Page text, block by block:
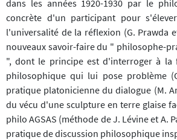
dans les années 1920-1930 par le
concrète d'un participant pour
l'universalité de la réflexion (G. Prawda
nouveaux savoir-faire du " philosophe-
", dont le principe est d'interroger à la
philosophique qui lui pose problème
pratique platonicienne du dialogue (M.
du vécu d'une sculpture en terre glaise
philo AGSAS (méthode de J. Lévine et A.
pratique de discussion philosophique